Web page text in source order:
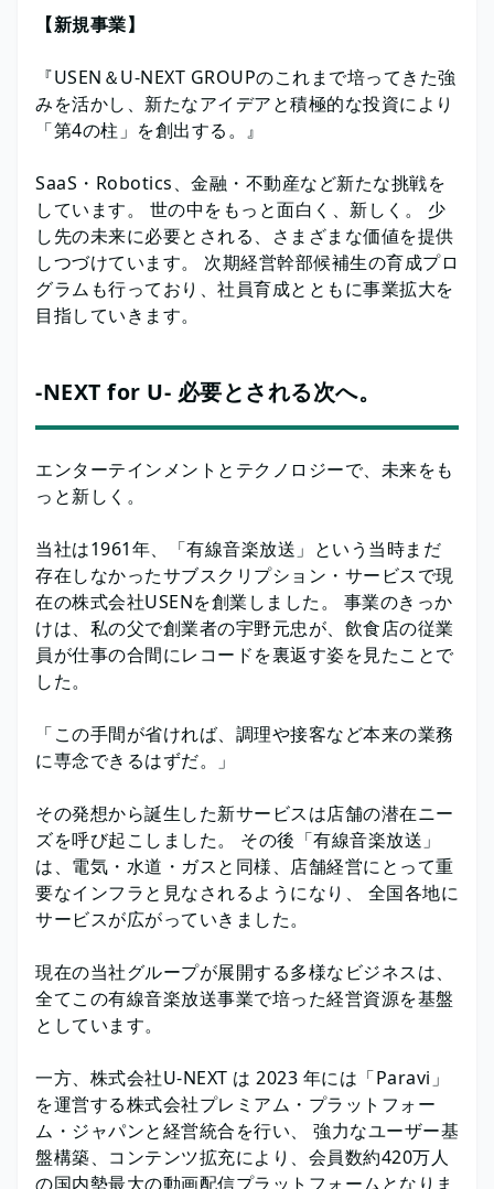
【新規事業】
『USEN＆U-NEXT GROUPのこれまで培ってきた強
みを活かし、新たなアイデアと積極的な投資により
「第4の柱」を創出する。』
SaaS・Robotics、金融・不動産など新たな挑戦を
しています。 世の中をもっと面白く、新しく。 少
し先の未来に必要とされる、さまざまな価値を提供
しつづけています。 次期経営幹部候補生の育成プロ
グラムも行っており、社員育成とともに事業拡大を
目指していきます。
-NEXT for U- 必要とされる次へ。
エンターテインメントとテクノロジーで、未来をも
っと新しく。
当社は1961年、「有線音楽放送」という当時まだ
存在しなかったサブスクリプション・サービスで現
在の株式会社USENを創業しました。 事業のきっか
けは、私の父で創業者の宇野元忠が、飲食店の従業
員が仕事の合間にレコードを裏返す姿を見たことで
した。
「この手間が省ければ、調理や接客など本来の業務
に専念できるはずだ。」
その発想から誕生した新サービスは店舗の潜在ニー
ズを呼び起こしました。 その後「有線音楽放送」
は、電気・水道・ガスと同様、店舗経営にとって重
要なインフラと見なされるようになり、 全国各地に
サービスが広がっていきました。
現在の当社グループが展開する多様なビジネスは、
全てこの有線音楽放送事業で培った経営資源を基盤
としています。
一方、株式会社U-NEXT は 2023 年には「Paravi」
を運営する株式会社プレミアム・プラットフォー
ム・ジャパンと経営統合を行い、 強力なユーザー基
盤構築、コンテンツ拡充により、会員数約420万人
の国内勢最大の動画配信プラットフォームとなりま